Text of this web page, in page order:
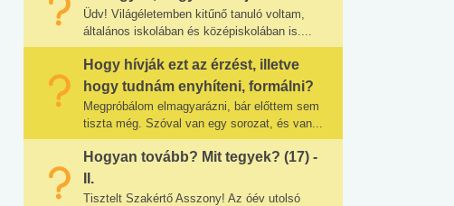
Üdv! Világéletemben kitűnő tanuló voltam,
általános iskolában és középiskolában is....
Hogy hívják ezt az érzést, illetve
hogy tudnám enyhíteni, formálni?
Megpróbálom elmagyarázni, bár előttem sem
tiszta még. Szóval van egy sorozat, és van...
Hogyan tovább? Mit tegyek? (17) -
II.
Tisztelt Szakértő Asszony! Az óév utolsó